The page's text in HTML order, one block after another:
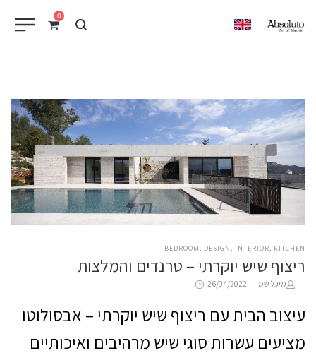
0
EN
POSTED
BEDROOM DESIGN INTERIOR KITCHEN
ריצוף שיש יוקרתי – טרנדים והמלצות
by
מיכל שמר
Posted 26/04/2022
עיצוב הבית עם ריצוף שיש יוקרתי – אבסולוטו
מציעים עשרות סוגי שיש מרהיבים ואיכותיים